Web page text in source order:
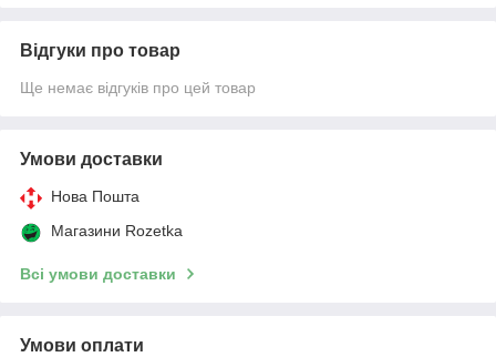
Відгуки про товар
Ще немає відгуків про цей товар
Умови доставки
Нова Пошта
Магазини Rozetka
Всі умови доставки
Умови оплати